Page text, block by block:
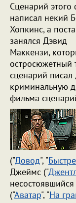
Сценарий этого
написал некий
Хопкинс, а
занялся Дэвид
Маккензи,
остросюжетный
сценарий
криминальную
фильма
("Довод", "
Джеймс ("
("Аватар", "На